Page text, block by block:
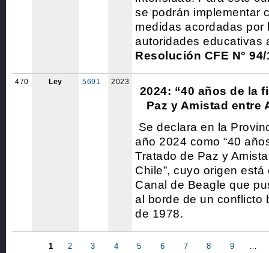
se podrán implementar
medidas acordadas por
autoridades educativas
Resolución CFE N° 94/
470 Ley 5691 2023
2024: “40 años de la
Paz y Amistad entre
Se declara en la
año 2024 como “40
Tratado de Paz y
Chile”, cuyo origen
Canal de Beagle que
al borde de un conflicto
de 1978.
1 2 3 4 5 6 7 8 9 …